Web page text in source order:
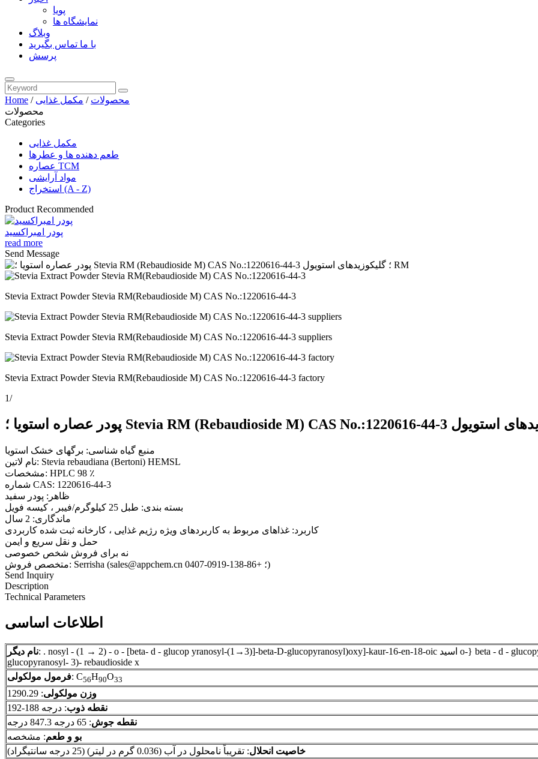
پویا
نمایشگاه ها
وبلاگ
با ما تماس بگیرید
پرسش
Home / محصولات / مکمل غذایی
محصولات
Categories
مکمل غذایی
طعم دهنده ها و عطرها
عصاره TCM
مواد آرایشی
استخراج (A - Z)
Product Recommended
پودر امبراکسید
read more
Send Message
Stevia Extract Powder Stevia RM(Rebaudioside M) CAS No.:1220616-44-3
Stevia Extract Powder Stevia RM(Rebaudioside M) CAS No.:1220616-44-3 suppliers
Stevia Extract Powder Stevia RM(Rebaudioside M) CAS No.:1220616-44-3 factory
1/
منبع گیاه شناسی: برگهای خشک استویا
نام لاتین: Stevia rebaudiana (Bertoni) HEMSL
مشخصات: HPLC 98 ٪
شماره CAS: 1220616-44-3
ظاهر: پودر سفید
بسته بندی: طبل 25 کیلوگرم/فیبر ، کیسه فویل
ماندگاری: 2 سال
کاربرد: غذاهای مربوط به کاربردهای ویژه رژیم غذایی ، کارخانه ثبت شده کاربردی
حمل و نقل سریع و ایمن
نه برای فروش شخص خصوصی
متخصص فروش: Serrisha (sales@appchem.cn ؛ +86-138-0919-0407)
Send Inquiry
Description
Technical Parameters
اطلاعات اساسی
نام دیگر: . nosyl - (1 → 2) - o - [beta- d - glucop yranosyl-(1→3)]-beta-D-glucopyranosyl)oxy]-kaur-16-en-18-oic اسید o-} beta - d - glucopyranosyl - (1 → 2) -} o - [beta-d-glucopyranosysyl- (1 ~ beta-
glucopyranosyl- 3)- rebaudioside x
فرمول مولکولی: C56H90O33
وزن مولکولی: 1290.29
نقطه ذوب: درجه 188-192
نقطه جوش: 65 درجه 847.3 درجه
بو و طعم: مشخصه
خاصیت انحلال: تقریباً نامحلول در آب (0.036 گرم در لیتر) (25 درجه سانتیگراد)